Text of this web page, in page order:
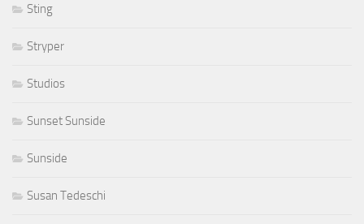
Sting
Stryper
Studios
Sunset Sunside
Sunside
Susan Tedeschi